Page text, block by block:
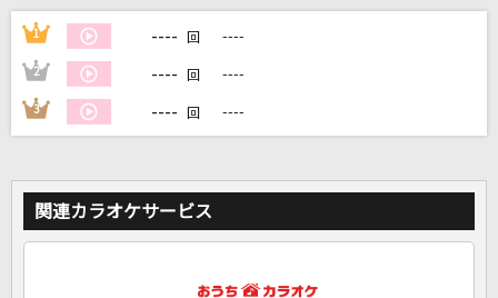
カラオケをもっと楽しもう！
家族や友達と一緒に！練習にも！
1 ---- 回 ----
2 ---- 回 ----
3 ---- 回 ----
関連カラオケサービス